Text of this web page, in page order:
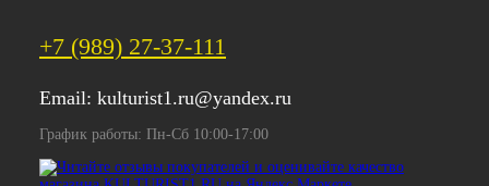
+7 (989) 27-37-111
Email: kulturist1.ru@yandex.ru
График работы: Пн-Сб 10:00-17:00